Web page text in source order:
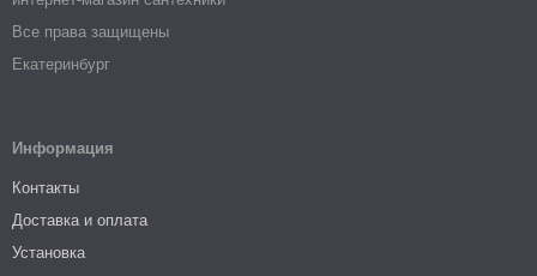
Все права защищены
Екатеринбург
Информация
Контакты
Доставка и оплата
Установка